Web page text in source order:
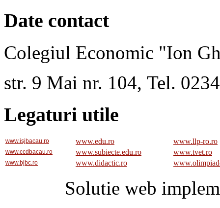
Date contact
Colegiul Economic "Ion
str. 9 Mai nr. 104, Tel.
Legaturi utile
www.isjbacau.ro www.edu.ro www.llp-ro.ro
www.ccdbacau.ro www.subiecte.edu.ro www.tvet.ro
www.bjbc.ro www.didactic.ro
Solutie web